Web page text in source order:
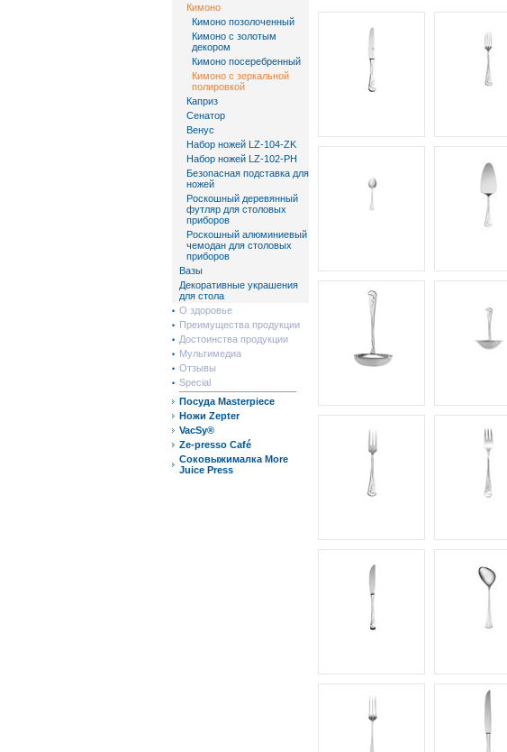
Кимоно
Кимоно позолоченный
Кимоно с золотым
декором
Кимоно посеребренный
Кимоно с зеркальной
полировкой
Каприз
Сенатор
Венус
Набор ножей LZ-104-ZK
Набор ножей LZ-102-PH
Безопасная подставка для
ножей
Роскошный деревянный
футляр для столовых
приборов
Роскошный алюминиевый
чемодан для столовых
приборов
Вазы
Декоративные украшения
для стола
О здоровье
Преимущества продукции
Достоинства продукции
Мультимедиа
Отзывы
Special
Посуда Masterpiece
Ножи Zepter
VacSy®
Ze-presso Café
Соковыжималка More
Juice Press